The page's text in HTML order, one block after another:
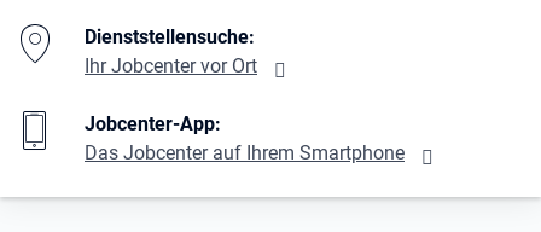
Dienststellensuche:
Ihr Jobcenter vor Ort
Jobcenter-App:
Das Jobcenter auf Ihrem Smartphone